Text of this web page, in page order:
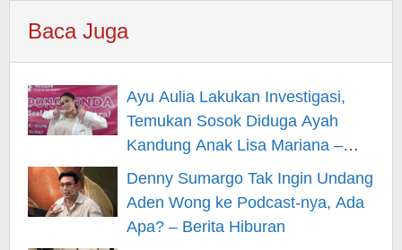
Baca Juga
Ayu Aulia Lakukan Investigasi,
Temukan Sosok Diduga Ayah
Kandung Anak Lisa Mariana –
Berita Hiburan
Denny Sumargo Tak Ingin Undang
Aden Wong ke Podcast-nya, Ada
Apa? – Berita Hiburan